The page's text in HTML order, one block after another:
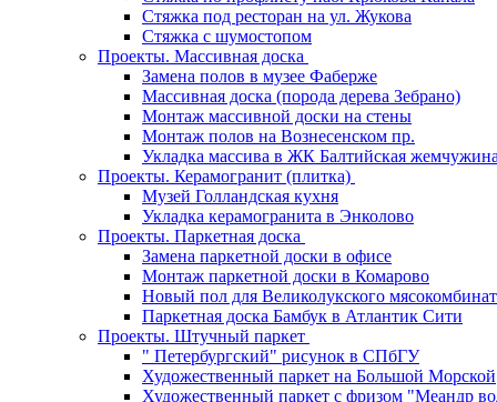
Стяжка под ресторан на ул. Жукова
Стяжка с шумостопом
Проекты. Массивная доска
Замена полов в музее Фаберже
Массивная доска (порода дерева Зебрано)
Монтаж массивной доски на стены
Монтаж полов на Вознесенском пр.
Укладка массива в ЖК Балтийская жемчужина
Проекты. Керамогранит (плитка)
Музей Голландская кухня
Укладка керамогранита в Энколово
Проекты. Паркетная доска
Замена паркетной доски в офисе
Монтаж паркетной доски в Комарово
Новый пол для Великолукского
Паркетная доска Бамбук в Атлантик Сити
Проекты. Штучный паркет
" Петербургский" рисунок в СПбГУ
Художественный паркет на Большой Морской
Художественный паркет с фризом "Меандр